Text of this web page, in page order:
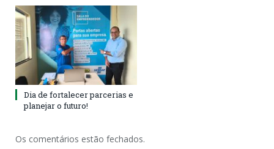
Dia de fortalecer parcerias e
planejar o futuro!
Os comentários estão fechados.